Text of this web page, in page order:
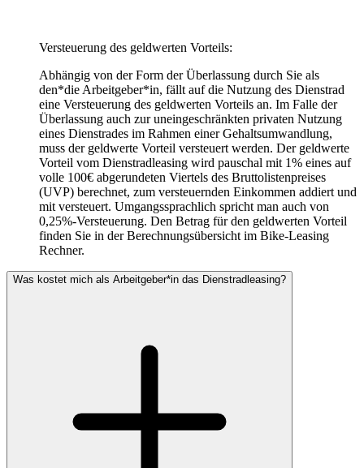
Versteuerung des geldwerten Vorteils:
Abhängig von der Form der Überlassung durch Sie als
den*die Arbeitgeber*in, fällt auf die Nutzung des Dienstrad
eine Versteuerung des geldwerten Vorteils an. Im Falle der
Überlassung auch zur uneingeschränkten privaten Nutzung
eines Dienstrades im Rahmen einer Gehaltsumwandlung,
muss der geldwerte Vorteil versteuert werden. Der geldwerte
Vorteil vom Dienstradleasing wird pauschal mit 1% eines auf
volle 100€ abgerundeten Viertels des Bruttolistenpreises
(UVP) berechnet, zum versteuernden Einkommen addiert und
mit versteuert. Umgangssprachlich spricht man auch von
0,25%-Versteuerung. Den Betrag für den geldwerten Vorteil
finden Sie in der Berechnungsübersicht im Bike-Leasing
Rechner.
Was kostet mich als Arbeitgeber*in das Dienstradleasing?